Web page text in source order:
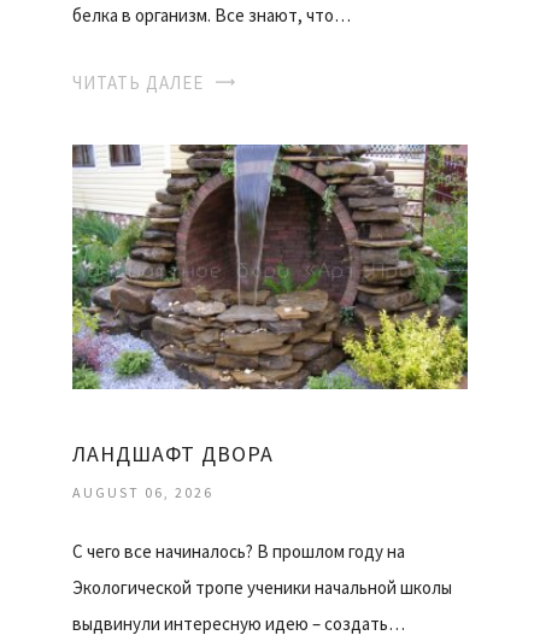
белка в организм. Все знают, что…
ЧИТАТЬ ДАЛЕЕ
ЛАНДШАФТ ДВОРА
AUGUST 06, 2026
С чего все начиналось? В прошлом году на
Экологической тропе ученики начальной школы
выдвинули интересную идею – создать…